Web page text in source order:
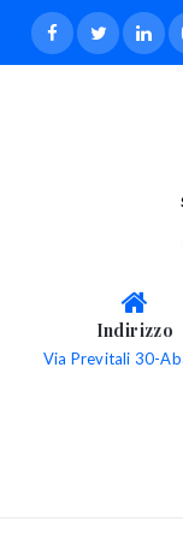
Indirizzo
Via Previtali 30-